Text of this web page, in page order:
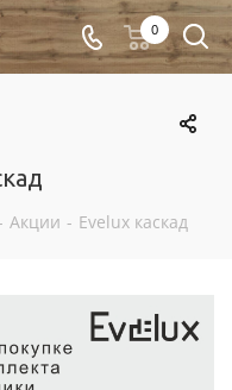
0
Акции - Evelux каскад